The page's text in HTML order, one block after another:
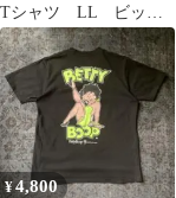
Tシャツ LL ビッグ
プリント ロゴ ホワ
イト 古着
¥4,800